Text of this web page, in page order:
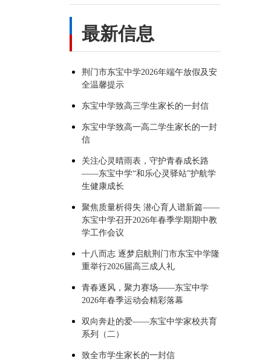
最新信息
荆门市东宝中学2026年端午放假及安
全温馨提示
东宝中学致高三学生家长的一封信
东宝中学致高一高二学生家长的一封
信
关注心灵晴雨表，守护青春成长路
——东宝中学“和乐心灵驿站”护航学
生健康成长
聚焦质量析得失 潜心育人谱新篇——
东宝中学召开2026年春季学期期中教
学工作会议
十八而志 逐梦启航荆门市东宝中学隆
重举行2026届高三成人礼
青春逐风，聚力赛场——东宝中学
2026年春季运动会精彩落幕
双向奔赴的爱——东宝中学家校共育
系列（二）
致全市学生家长的一封信